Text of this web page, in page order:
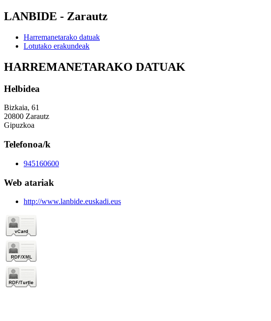
LANBIDE - Zarautz
Harremanetarako datuak
Lotutako erakundeak
HARREMANETARAKO DATUAK
Helbidea
Bizkaia, 61
20800 Zarautz
Gipuzkoa
Telefonoa/k
945160600
Web atariak
http://www.lanbide.euskadi.eus